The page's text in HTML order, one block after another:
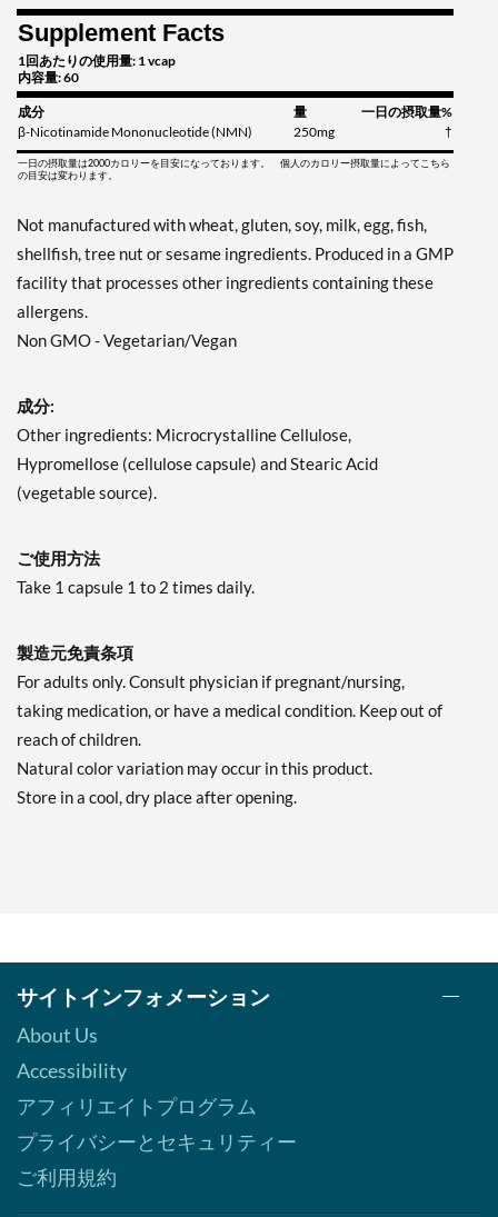
Supplement Facts
1回あたりの使用量: 1 vcap
内容量: 60
成分 量
一日の摂取量%
β-Nicotinamide Mononucleotide (NMN)
250mg †
一日の摂取量は2000カロリーを目安になっております。 個人のカロリー摂取量によってこちら
の目安は変わります。
Not manufactured with wheat, gluten, soy, milk, egg, fish,
shellfish, tree nut or sesame ingredients. Produced in a GMP
facility that processes other ingredients containing these
allergens.
Non GMO - Vegetarian/Vegan
成分:
Other ingredients: Microcrystalline Cellulose,
Hypromellose (cellulose capsule) and Stearic Acid
(vegetable source).
ご使用方法
Take 1 capsule 1 to 2 times daily.
製造元免責条項
For adults only. Consult physician if pregnant/nursing,
taking medication, or have a medical condition. Keep out of
reach of children.
Natural color variation may occur in this product.
Store in a cool, dry place after opening.
サイトインフォメーション
About Us
Accessibility
アフィリエイトプログラム
プライバシーとセキュリティー
ご利用規約